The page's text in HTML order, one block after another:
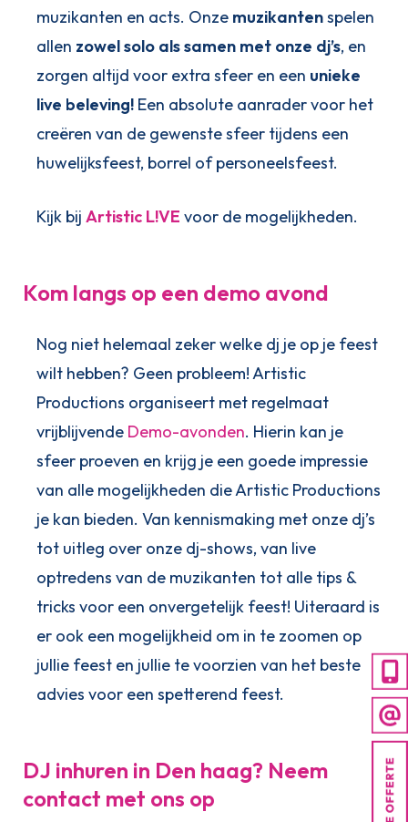
muzikanten en acts. Onze muzikantenspelen
allen zowel solo als samen met onze dj’s, en
zorgen altijd voor extra sfeer en een unieke
live beleving! Een absolute aanrader voor het
creëren van de gewenste sfeer tijdens een
huwelijksfeest, borrel of personeelsfeest.
Kijk bijArtistic L!VE voor de mogelijkheden.
Kom langs op een demo avond
Nog niet helemaal zeker welke dj je op je feest
wilt hebben? Geen probleem! Artistic
Productions organiseert met regelmaat
vrijblijvende Demo-avonden. Hierin kan je
sfeer proeven en krijg je een goede impressie
van alle mogelijkheden die Artistic Productions
je kan bieden. Van kennismaking met onze dj’s
tot uitleg over onze dj-shows, van live
optredens van de muzikanten tot alle tips &
tricks voor een onvergetelijk feest! Uiteraard is
er ook een mogelijkheid om in te zoomen op
jullie feest en jullie te voorzien van het beste
advies voor een spetterend feest.
DJ inhuren in Den haag? Neem
contact met ons op